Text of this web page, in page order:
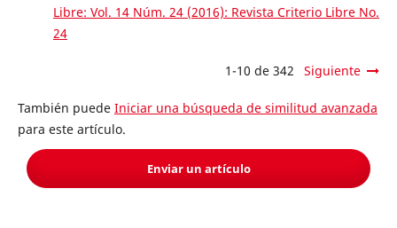
Libre: Vol. 14 Núm. 24 (2016): Revista Criterio Libre No.
24
1-10 de 342 Siguiente
También puede Iniciar una búsqueda de similitud avanzada
para este artículo.
Enviar un artículo